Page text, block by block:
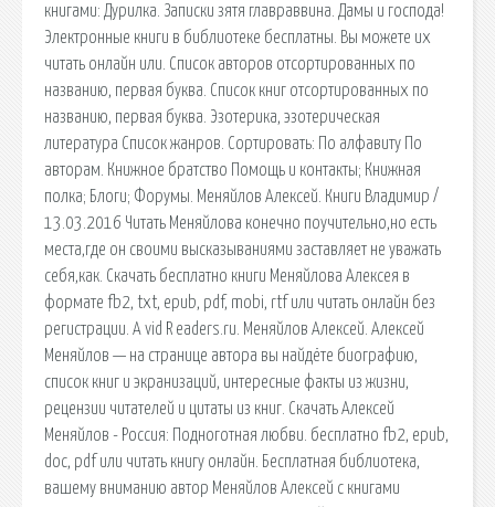
книгами: Дурилка. Записки зятя главраввина. Дамы и господа!
Электронные книги в библиотеке бесплатны. Вы можете их
читать онлайн или. Список авторов отсортированных по
названию, первая буква. Список книг отсортированных по
названию, первая буква. Эзотерика, эзотерическая
литература Список жанров. Сортировать: По алфавиту По
авторам. Книжное братство Помощь и контакты; Книжная
полка; Блоги; Форумы. Меняйлов Алексей. Книги Владимир /
13.03.2016 Читать Меняйлова конечно поучительно,но есть
места,где он своими высказываниями заставляет не уважать
себя,как. Скачать бесплатно книги Меняйлова Алексея в
формате fb2, txt, epub, pdf, mobi, rtf или читать онлайн без
регистрации. A vid R eaders.ru. Меняйлов Алексей. Алексей
Меняйлов — на странице автора вы найдёте биографию,
список книг и экранизаций, интересные факты из жизни,
рецензии читателей и цитаты из книг. Скачать Алексей
Меняйлов - Россия: Подноготная любви. бесплатно fb2, epub,
doc, pdf или читать книгу онлайн. Бесплатная библиотека,
вашему вниманию автор Меняйлов Алексей с книгами